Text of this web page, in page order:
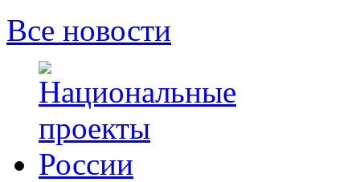
Все новости